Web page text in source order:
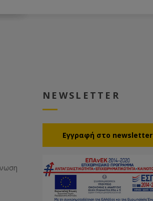
NEWSLETTER
Eγγραφή στο newsletter